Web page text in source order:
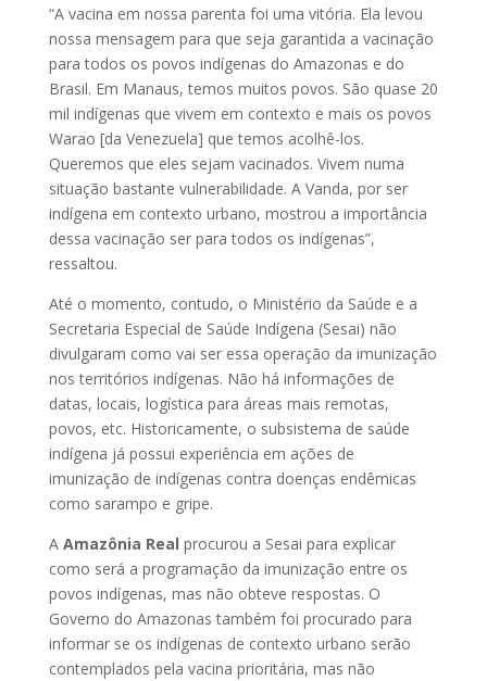
“A vacina em nossa parenta foi uma vitória. Ela levou
nossa mensagem para que seja garantida a vacinação
para todos os povos indígenas do Amazonas e do
Brasil. Em Manaus, temos muitos povos. São quase 20
mil indígenas que vivem em contexto e mais os povos
Warao [da Venezuela] que temos acolhê-los.
Queremos que eles sejam vacinados. Vivem numa
situação bastante vulnerabilidade. A Vanda, por ser
indígena em contexto urbano, mostrou a importância
dessa vacinação ser para todos os indígenas”,
ressaltou.
Até o momento, contudo, o Ministério da Saúde e a
Secretaria Especial de Saúde Indígena (Sesai) não
divulgaram como vai ser essa operação da imunização
nos territórios indígenas. Não há informações de
datas, locais, logística para áreas mais remotas,
povos, etc. Historicamente, o subsistema de saúde
indígena já possui experiência em ações de
imunização de indígenas contra doenças endêmicas
como sarampo e gripe.
A Amazônia Real procurou a Sesai para explicar
como será a programação da imunização entre os
povos indígenas, mas não obteve respostas. O
Governo do Amazonas também foi procurado para
informar se os indígenas de contexto urbano serão
contemplados pela vacina prioritária, mas não